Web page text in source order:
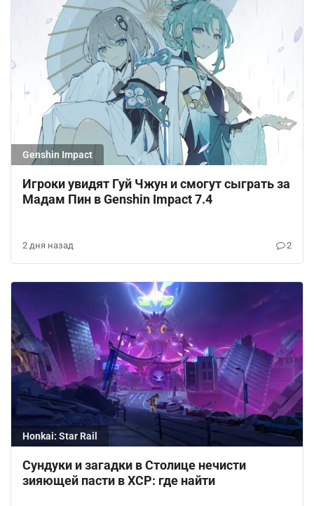
Genshin Impact
Игроки увидят Гуй Чжун и смогут сыграть за
Мадам Пин в Genshin Impact 7.4
2 дня назад 2
Honkai: Star Rail
Сундуки и загадки в Столице нечисти
зияющей пасти в ХСР: где найти